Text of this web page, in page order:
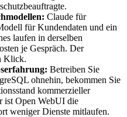
Claude für
für Kundendaten und ein
laufen in derselben
je Gespräch. Der
Klick.
Betreiben Sie
ohnehin, bekommen Sie
kommerzieller
ist Open WebUI die
weniger Dienste mitlaufen.